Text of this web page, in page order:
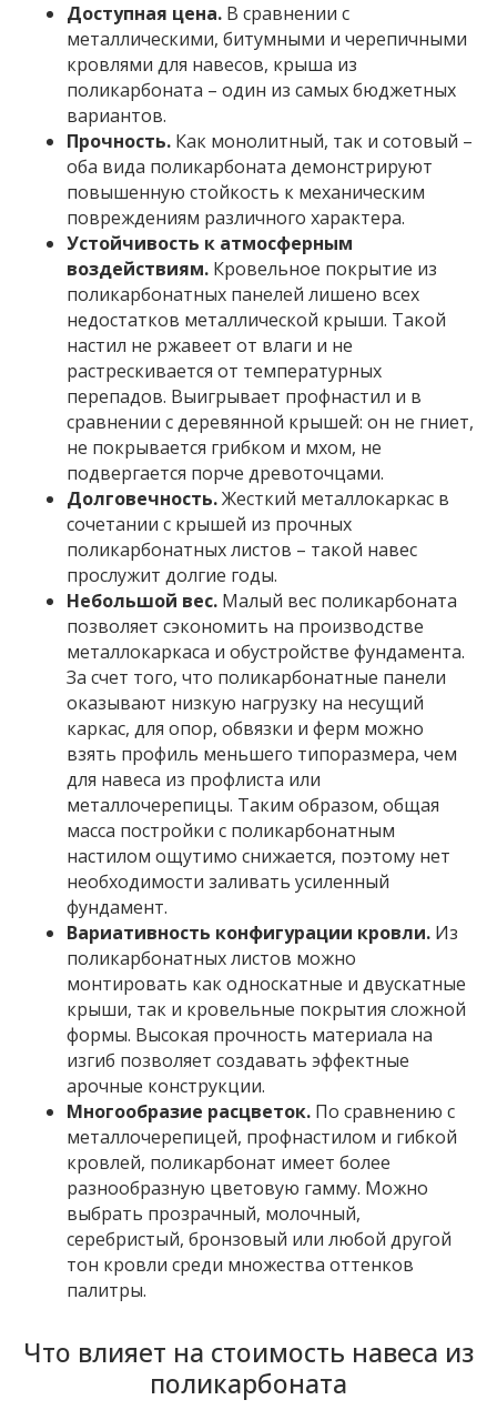
Доступная цена. В сравнении с
металлическими, битумными и черепичными
кровлями для навесов, крыша из
поликарбоната – один из самых бюджетных
вариантов.
Прочность. Как монолитный, так и сотовый –
оба вида поликарбоната демонстрируют
повышенную стойкость к механическим
повреждениям различного характера.
Устойчивость к атмосферным
воздействиям. Кровельное покрытие из
поликарбонатных панелей лишено всех
недостатков металлической крыши. Такой
настил не ржавеет от влаги и не
растрескивается от температурных
перепадов. Выигрывает профнастил и в
сравнении с деревянной крышей: он не гниет,
не покрывается грибком и мхом, не
подвергается порче древоточцами.
Долговечность.Жесткий металлокаркас в
сочетании с крышей из прочных
поликарбонатных листов – такой навес
прослужит долгие годы.
Небольшой вес. Малый вес поликарбоната
позволяет сэкономить на производстве
металлокаркаса и обустройстве фундамента.
За счет того, что поликарбонатные панели
оказывают низкую нагрузку на несущий
каркас, для опор, обвязки и ферм можно
взять профиль меньшего типоразмера, чем
для навеса из профлиста или
металлочерепицы. Таким образом, общая
масса постройки с поликарбонатным
настилом ощутимо снижается, поэтому нет
необходимости заливать усиленный
фундамент.
Вариативность конфигурации кровли. Из
поликарбонатных листов можно
монтировать как односкатные и двускатные
крыши, так и кровельные покрытия сложной
формы. Высокая прочность материала на
изгиб позволяет создавать эффектные
арочные конструкции.
Многообразие расцветок. По сравнению с
металлочерепицей, профнастилом и гибкой
кровлей, поликарбонат имеет более
разнообразную цветовую гамму. Можно
выбрать прозрачный, молочный,
серебристый, бронзовый или любой другой
тон кровли среди множества оттенков
палитры.
Что влияет на стоимость навеса из
поликарбоната